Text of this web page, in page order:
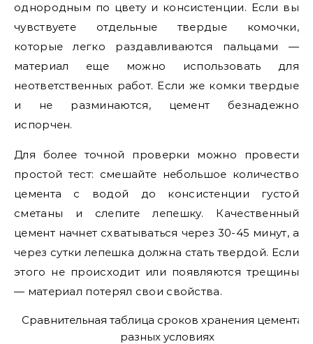
однородным по цвету и консистенции. Если вы
чувствуете отдельные твердые комочки,
которые легко раздавливаются пальцами —
материал еще можно использовать для
неответственных работ. Если же комки твердые
и не разминаются, цемент безнадежно
испорчен.
Для более точной проверки можно провести
простой тест: смешайте небольшое количество
цемента с водой до консистенции густой
сметаны и слепите лепешку. Качественный
цемент начнет схватываться через 30-45 минут, а
через сутки лепешка должна стать твердой. Если
этого не происходит или появляются трещины
— материал потерял свои свойства.
Сравнительная таблица сроков хранения цемента в
разных условиях